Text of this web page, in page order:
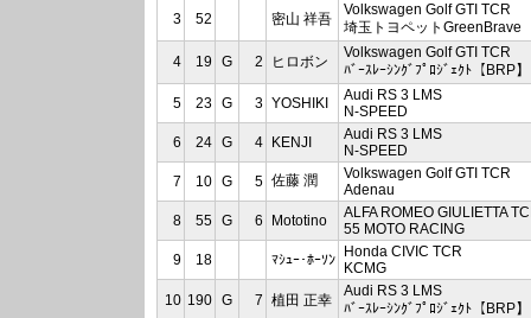
3 52 密山 祥吾
Volkswagen Golf GTI TCR
埼玉トヨペットGreenBrave
4 19 G 2 ヒロボン
Volkswagen Golf GTI TCR
ﾊﾞｰｽﾚｰｼﾝｸﾞﾌﾟﾛｼﾞｪｸﾄ【BRP】
5
23 G 3 YOSHIKI
Audi RS 3 LMS
N-SPEED
6
24 G 4 KENJI
Audi RS 3 LMS
N-SPEED
7
10 G 5 佐藤 潤
Volkswagen Golf GTI TCR
Adenau
8
55 G 6 Mototino
ALFA ROMEO GIULIETTA
55 MOTO RACING
9
18 ﾏｼｭｰ･ﾎｰｿﾝ
Honda CIVIC TCR
KCMG
10 190 G 7 植田 正幸
Audi RS 3 LMS
ﾊﾞｰｽﾚｰｼﾝｸﾞﾌﾟﾛｼﾞｪｸﾄ【BRP】